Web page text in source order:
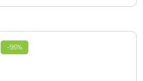
-95%